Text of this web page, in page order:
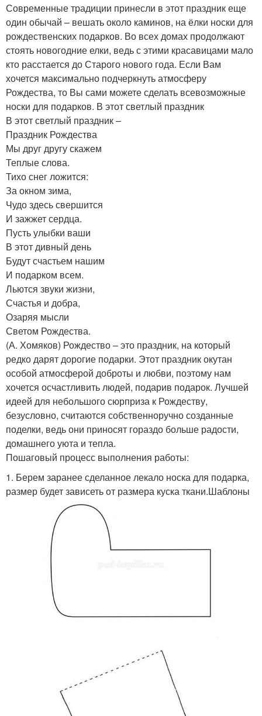
Современные традиции принесли в этот праздник еще
один обычай – вешать около каминов, на ёлки носки для
рождественских подарков. Во всех домах продолжают
стоять новогодние елки, ведь с этими красавицами мало
кто расстается до Старого нового года. Если Вам
хочется максимально подчеркнуть атмосферу
Рождества, то Вы сами можете сделать всевозможные
носки для подарков. В этот светлый праздник
В этот светлый праздник –
Праздник Рождества
Мы друг другу скажем
Теплые слова.
Тихо снег ложится:
За окном зима,
Чудо здесь свершится
И зажжет сердца.
Пусть улыбки ваши
В этот дивный день
Будут счастьем нашим
И подарком всем.
Льются звуки жизни,
Счастья и добра,
Озаряя мысли
Светом Рождества.
(А. Хомяков) Рождество – это праздник, на который
редко дарят дорогие подарки. Этот праздник окутан
особой атмосферой доброты и любви, поэтому нам
хочется осчастливить людей, подарив подарок. Лучшей
идеей для небольшого сюрприза к Рождеству,
безусловно, считаются собственноручно созданные
поделки, ведь они приносят гораздо больше радости,
домашнего уюта и тепла.
Пошаговый процесс выполнения работы:
1. Берем заранее сделанное лекало носка для подарка,
размер будет зависеть от размера куска ткани.Шаблоны